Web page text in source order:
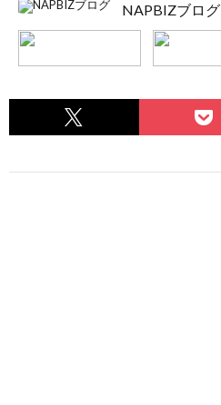
NAPBIZブログ